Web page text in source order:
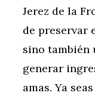
Jerez de la
de preservar
sino también
generar
amas. Ya